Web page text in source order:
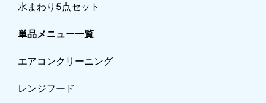
水まわり5点セット
単品メニュー一覧
エアコンクリーニング
レンジフード